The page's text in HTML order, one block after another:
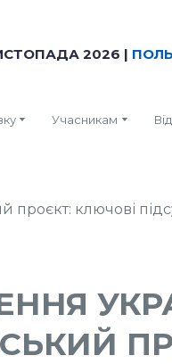
2026 |
Учасникам